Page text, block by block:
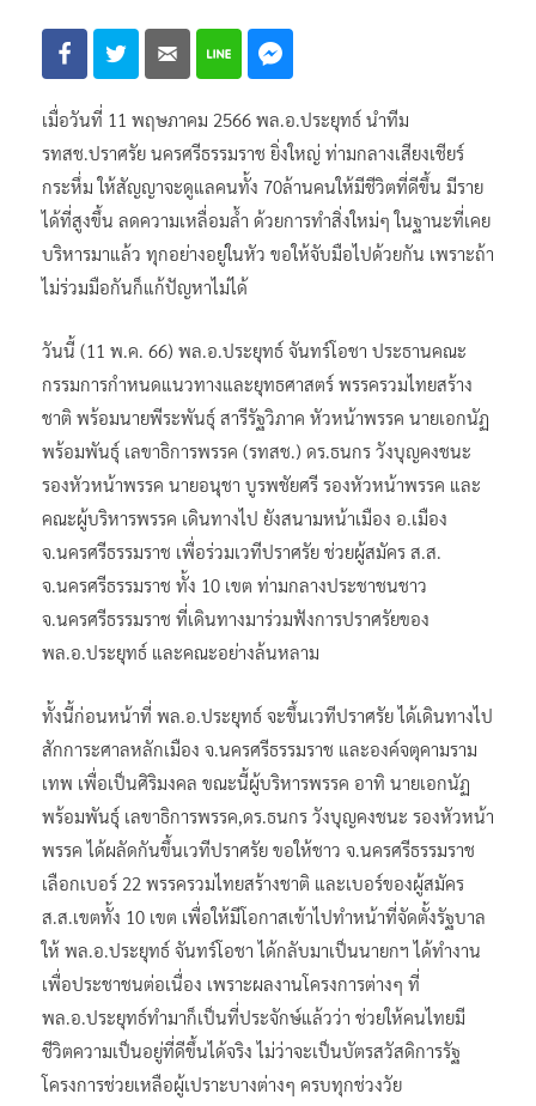
เมื่อวันที่ 11 พฤษภาคม 2566 พล.อ.ประยุทธ์ นำทีม
รทสช.ปราศรัย นครศรีธรรมราช ยิ่งใหญ่ ท่ามกลางเสียงเชียร์
กระหึ่ม ให้สัญญาจะดูแลคนทั้ง 70ล้านคนให้มีชีวิตที่ดีขึ้น มีราย
ได้ที่สูงขึ้น ลดความเหลื่อมล้ำ ด้วยการทำสิ่งใหม่ๆ ในฐานะที่เคย
บริหารมาแล้ว ทุกอย่างอยู่ในหัว ขอให้จับมือไปด้วยกัน เพราะถ้า
ไม่ร่วมมือกันก็แก้ปัญหาไม่ได้
วันนี้ (11 พ.ค. 66) พล.อ.ประยุทธ์ จันทร์โอชา ประธานคณะ
กรรมการกำหนดแนวทางและยุทธศาสตร์ พรรครวมไทยสร้าง
ชาติ พร้อมนายพีระพันธุ์ สารีรัฐวิภาค หัวหน้าพรรค นายเอกนัฏ
พร้อมพันธุ์ เลขาธิการพรรค (รทสช.) ดร.ธนกร วังบุญคงชนะ
รองหัวหน้าพรรค นายอนุชา บูรพชัยศรี รองหัวหน้าพรรค และ
คณะผู้บริหารพรรค เดินทางไป ยังสนามหน้าเมือง อ.เมือง
จ.นครศรีธรรมราช เพื่อร่วมเวทีปราศรัย ช่วยผู้สมัคร ส.ส.
จ.นครศรีธรรมราช ทั้ง 10 เขต ท่ามกลางประชาชนชาว
จ.นครศรีธรรมราช ที่เดินทางมาร่วมฟังการปราศรัยของ
พล.อ.ประยุทธ์ และคณะอย่างล้นหลาม
ทั้งนี้ก่อนหน้าที่ พล.อ.ประยุทธ์ จะขึ้นเวทีปราศรัย ได้เดินทางไป
สักการะศาลหลักเมือง จ.นครศรีธรรมราช และองค์จตุคามราม
เทพ เพื่อเป็นศิริมงคล ขณะนี้ผู้บริหารพรรค อาทิ นายเอกนัฏ
พร้อมพันธุ์ เลขาธิการพรรค,ดร.ธนกร วังบุญคงชนะ รองหัวหน้า
พรรค ได้ผลัดกันขึ้นเวทีปราศรัย ขอให้ชาว จ.นครศรีธรรมราช
เลือกเบอร์ 22 พรรครวมไทยสร้างชาติ และเบอร์ของผู้สมัคร
ส.ส.เขตทั้ง 10 เขต เพื่อให้มีโอกาสเข้าไปทำหน้าที่จัดตั้งรัฐบาล
ให้ พล.อ.ประยุทธ์ จันทร์โอชา ได้กลับมาเป็นนายกฯ ได้ทำงาน
เพื่อประชาชนต่อเนื่อง เพราะผลงานโครงการต่างๆ ที่
พล.อ.ประยุทธ์ทำมาก็เป็นที่ประจักษ์แล้วว่า ช่วยให้คนไทยมี
ชีวิตความเป็นอยู่ที่ดีขึ้นได้จริง ไม่ว่าจะเป็นบัตรสวัสดิการรัฐ
โครงการช่วยเหลือผู้เปราะบางต่างๆ ครบทุกช่วงวัย